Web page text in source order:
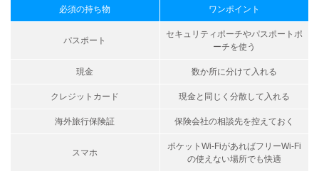
必須の持ち物 ワンポイント
パスポート
セキュリティポーチやパスポートポ
ーチを使う
現金 数か所に分けて入れる
クレジットカード 現金と同じく分散して入れる
海外旅行保険証 保険会社の相談先を控えておく
スマホ
ポケットWi-FiがあればフリーWi-Fi
の使えない場所でも快適